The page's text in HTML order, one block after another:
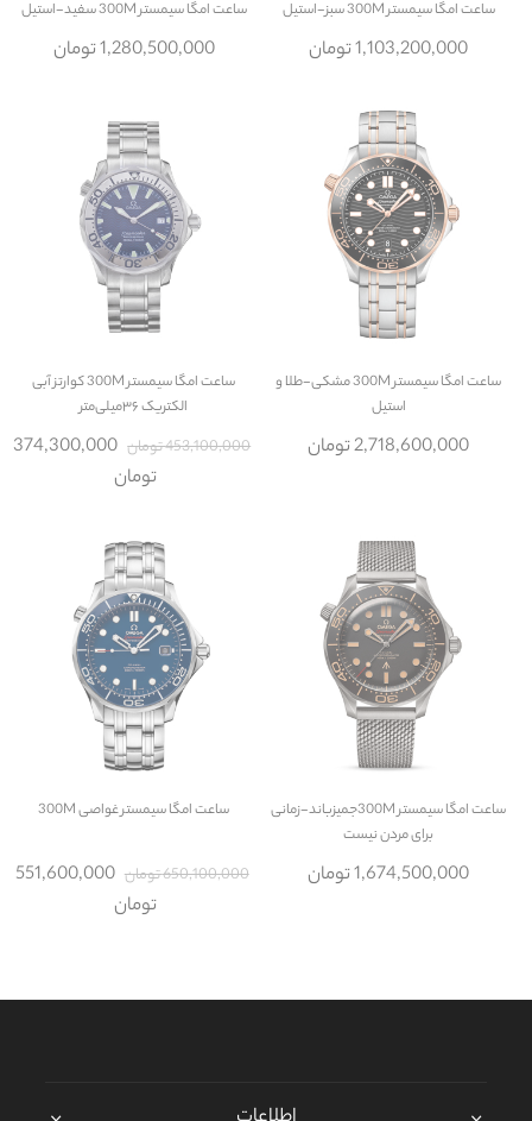
ساعتامگا سیمستر 300M سبز-استیل
1,103,200,000 تومان
ساعتامگا سیمستر 300M سفید-استیل
1,280,500,000 تومان
ساعت
امگا سیمستر 300M مشکی-طلا و
استیل
2,718,600,000 تومان
ساعت
امگا سیمستر 300M کوارتز آبی
الکتریک ۳۶میلی‌متر
453,100,000 تومان
374,300,000
تومان
ساعت
امگا سیمستر 300Mجمیزباند-زمانی
برای مردن نیست
1,674,500,000 تومان
ساعتامگا سیمستر غواصی 300M
650,100,000 تومان
551,600,000
تومان